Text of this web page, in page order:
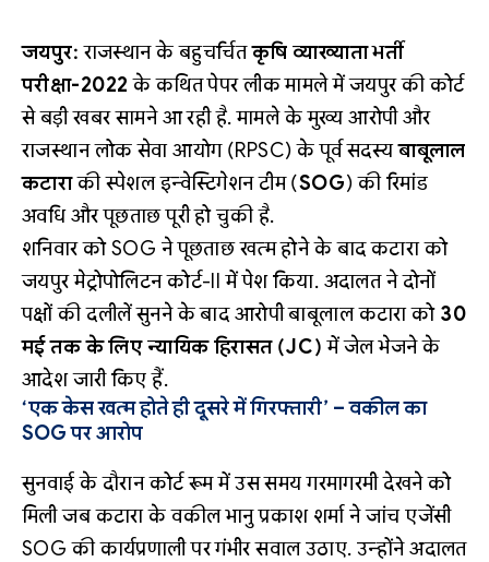
जयपुर: राजस्थान के बहुचर्चितकृषि व्याख्याता भर्ती
परीक्षा-2022 के कथित पेपर लीक मामले में जयपुर की कोर्ट
से बड़ी खबर सामने आ रही है. मामले के मुख्य आरोपी और
राजस्थान लोक सेवा आयोग (RPSC) के पूर्व सदस्यबाबूलाल
कटाराकी स्पेशल इन्वेस्टिगेशन टीम (SOG) की रिमांड
अवधि और पूछताछ पूरी हो चुकी है.
शनिवार को SOG ने पूछताछ खत्म होने के बाद कटारा को
जयपुर मेट्रोपोलिटन कोर्ट-II में पेश किया. अदालत ने दोनों
पक्षों की दलीलें सुनने के बाद आरोपी बाबूलाल कटारा को 30
मई तक के लिए न्यायिक हिरासत (JC) में जेल भेजने के
आदेश जारी किए हैं.
‘एक केस खत्म होते ही दूसरे में गिरफ्तारी’ – वकील का
SOG पर आरोप
सुनवाई के दौरान कोर्ट रूम में उस समय गरमागरमी देखने को
मिली जब कटारा के वकील भानु प्रकाश शर्मा ने जांच एजेंसी
SOG की कार्यप्रणाली पर गंभीर सवाल उठाए. उन्होंने अदालत